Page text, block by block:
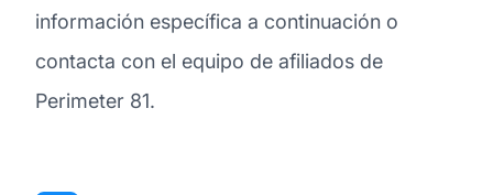
información específica a continuación o
contacta con el equipo de afiliados de
Perimeter 81.